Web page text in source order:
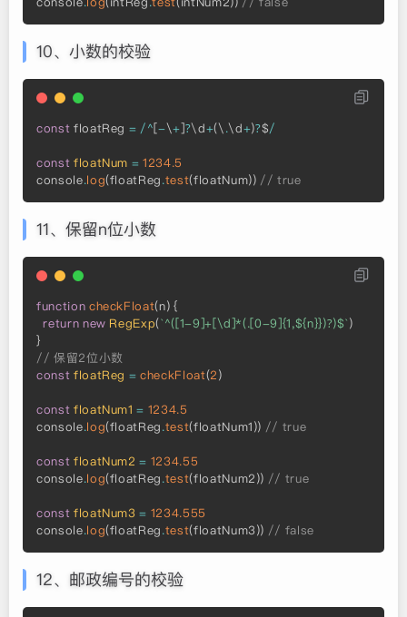
10、小数的校验
const floatReg = /^[-\+]?\d+(\.\d+)?$/
const floatNum = 1234.5
console.log(floatReg.test(floatNum)) // true
11、保留n位小数
function checkFloat(n) {
return new RegExp(`^([1-9]+[\d]*(.[0-9]{1,${n}})?)$`)
}
// 保留2位小数
const floatReg = checkFloat(2)
const floatNum1 = 1234.5
console.log(floatReg.test(floatNum1)) // true
const floatNum2 = 1234.55
console.log(floatReg.test(floatNum2)) // true
const floatNum3 = 1234.555
console.log(floatReg.test(floatNum3)) // false
12、邮政编号的校验